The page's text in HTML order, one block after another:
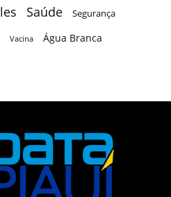
Saúde Segurança
Vacina Água Branca